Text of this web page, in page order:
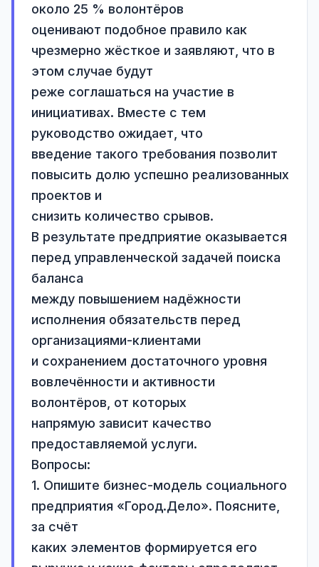
около 25 % волонтёров
оценивают подобное правило как
чрезмерно жёсткое и заявляют, что в
этом случае будут
реже соглашаться на участие в
инициативах. Вместе с тем
руководство ожидает, что
введение такого требования позволит
повысить долю успешно реализованных
проектов и
снизить количество срывов.
В результате предприятие оказывается
перед управленческой задачей поиска
баланса
между повышением надёжности
исполнения обязательств перед
организациями-клиентами
и сохранением достаточного уровня
вовлечённости и активности
волонтёров, от которых
напрямую зависит качество
предоставляемой услуги.
Вопросы:
1. Опишите бизнес-модель социального
предприятия «Город.Дело». Поясните,
за счёт
каких элементов формируется его